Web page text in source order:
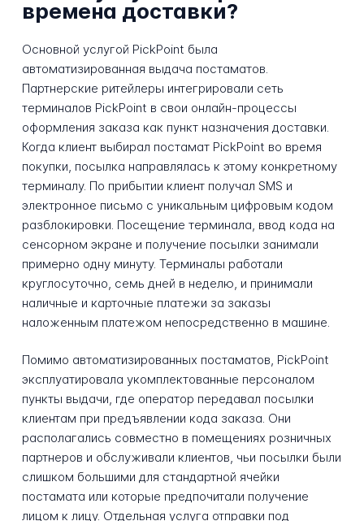
времена доставки?
Основной услугой PickPoint была
автоматизированная выдача постаматов.
Партнерские ритейлеры интегрировали сеть
терминалов PickPoint в свои онлайн-процессы
оформления заказа как пункт назначения доставки.
Когда клиент выбирал постамат PickPoint во время
покупки, посылка направлялась к этому конкретному
терминалу. По прибытии клиент получал SMS и
электронное письмо с уникальным цифровым кодом
разблокировки. Посещение терминала, ввод кода на
сенсорном экране и получение посылки занимали
примерно одну минуту. Терминалы работали
круглосуточно, семь дней в неделю, и принимали
наличные и карточные платежи за заказы
наложенным платежом непосредственно в машине.
Помимо автоматизированных постаматов, PickPoint
эксплуатировала укомплектованные персоналом
пункты выдачи, где оператор передавал посылки
клиентам при предъявлении кода заказа. Они
располагались совместно в помещениях розничных
партнеров и обслуживали клиентов, чьи посылки были
слишком большими для стандартной ячейки
постамата или которые предпочитали получение
лицом к лицу. Отдельная услуга отправки под